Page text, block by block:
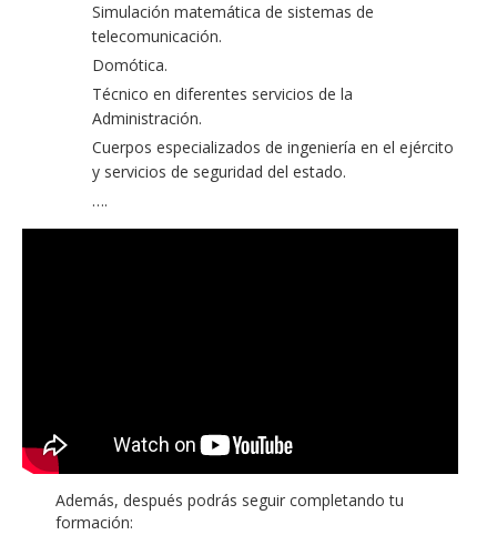
Simulación matemática de sistemas de
telecomunicación.
Domótica.
Técnico en diferentes servicios de la
Administración.
Cuerpos especializados de ingeniería en el ejército
y servicios de seguridad del estado.
….
Además, después podrás seguir completando tu
formación: